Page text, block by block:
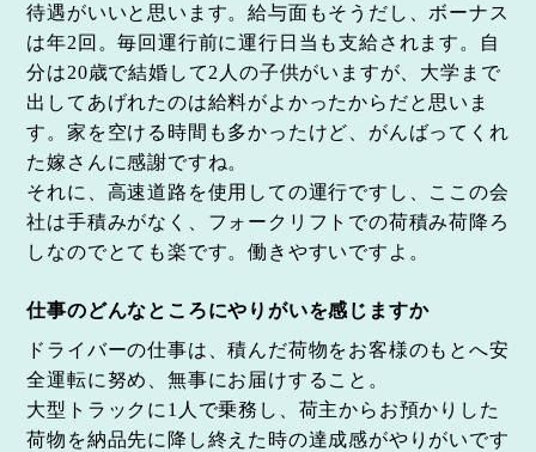
待遇がいいと思います。給与面もそうだし、ボーナス
は年2回。毎回運行前に運行日当も支給されます。自
分は20歳で結婚して2人の子供がいますが、大学まで
出してあげれたのは給料がよかったからだと思いま
す。家を空ける時間も多かったけど、がんばってくれ
た嫁さんに感謝ですね。
それに、高速道路を使用しての運行ですし、ここの会
社は手積みがなく、フォークリフトでの荷積み荷降ろ
しなのでとても楽です。働きやすいですよ。
仕事のどんなところにやりがいを感じますか
ドライバーの仕事は、積んだ荷物をお客様のもとへ安
全運転に努め、無事にお届けすること。
大型トラックに1人で乗務し、荷主からお預かりした
荷物を納品先に降し終えた時の達成感がやりがいです